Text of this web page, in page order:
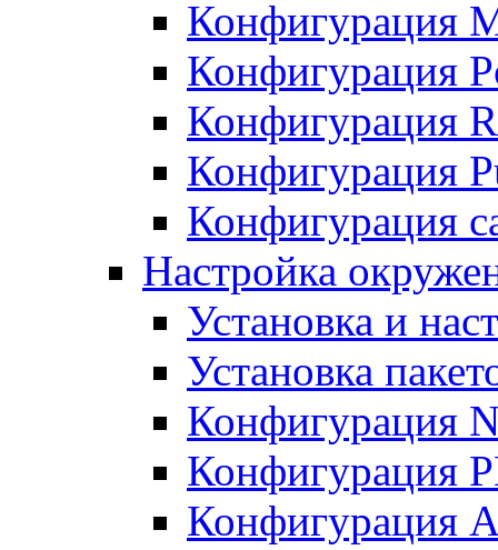
Конфигурация
Конфигурация
Конфигурация
Конфигурация
Конфигурация
Настройка
Установка и
Установка
Конфигурация
Конфигурация
Конфигурация